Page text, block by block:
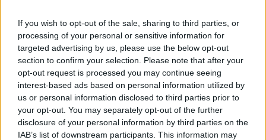
If you wish to opt-out of the sale, sharing to third parties, or
processing of your personal or sensitive information for
targeted advertising by us, please use the below opt-out
section to confirm your selection. Please note that after your
opt-out request is processed you may continue seeing
interest-based ads based on personal information utilized by
us or personal information disclosed to third parties prior to
your opt-out. You may separately opt-out of the further
disclosure of your personal information by third parties on the
IAB’s list of downstream participants. This information may
MAGYAR ÉPÍTŐK
Útépítés